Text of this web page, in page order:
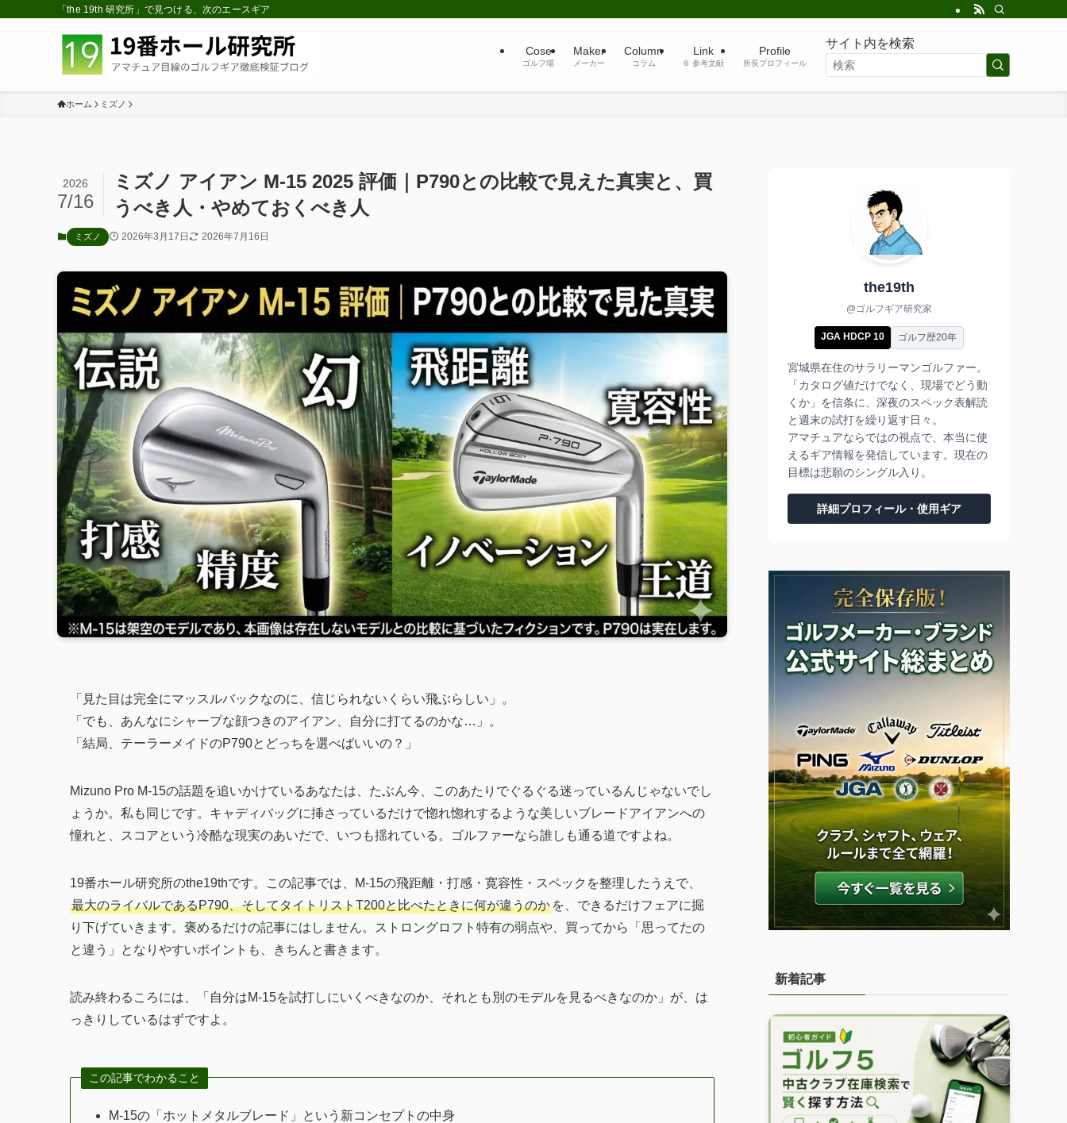
「the 19th 研究所」で見つける、次のエースギア
Cose
ゴルフ場
Maker
メーカー
Column
コラム
Link
📎 参考文献
Profile
所長プロフィール
サイト内を検索
ホーム ミズノ
ミズノ アイアン M-15 2025 評価｜P790との比較で見えた真実と、買
うべき人・やめておくべき人
2026
7/16
ミズノ 2026年3月17日 2026年7月16日
「見た目は完全にマッスルバックなのに、信じられないくらい飛ぶらしい」。
「でも、あんなにシャープな顔つきのアイアン、自分に打てるのかな…」。
「結局、テーラーメイドのP790とどっちを選べばいいの？」
Mizuno Pro M-15の話題を追いかけているあなたは、たぶん今、このあたりでぐるぐる迷っているんじゃないでし
ょうか。私も同じです。キャディバッグに挿さっているだけで惚れ惚れするような美しいブレードアイアンへの
憧れと、スコアという冷酷な現実のあいだで、いつも揺れている。ゴルファーなら誰しも通る道ですよね。
19番ホール研究所のthe19thです。この記事では、M-15の飛距離・打感・寛容性・スペックを整理したうえで、
最大のライバルであるP790、そしてタイトリストT200と比べたときに何が違うのか を、できるだけフェアに掘
り下げていきます。褒めるだけの記事にはしません。ストロングロフト特有の弱点や、買ってから「思ってたの
と違う」となりやすいポイントも、きちんと書きます。
読み終わるころには、「自分はM-15を試打しにいくべきなのか、それとも別のモデルを見るべきなのか」が、は
っきりしているはずですよ。
この記事でわかること
M-15の「ホットメタルブレード」という新コンセプトの中身
the19th
@ゴルフギア研究家
JGA HDCP 10 ゴルフ歴20年
宮城県在住のサラリーマンゴルファー。
「カタログ値だけでなく、現場でどう動
くか」を信条に、深夜のスペック表解読
と週末の試打を繰り返す日々。
アマチュアならではの視点で、本当に使
えるギア情報を発信しています。現在の
目標は悲願のシングル入り。
詳細プロフィール・使用ギア
新着記事